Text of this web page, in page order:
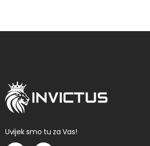
Uvijek smo tu za Vas!